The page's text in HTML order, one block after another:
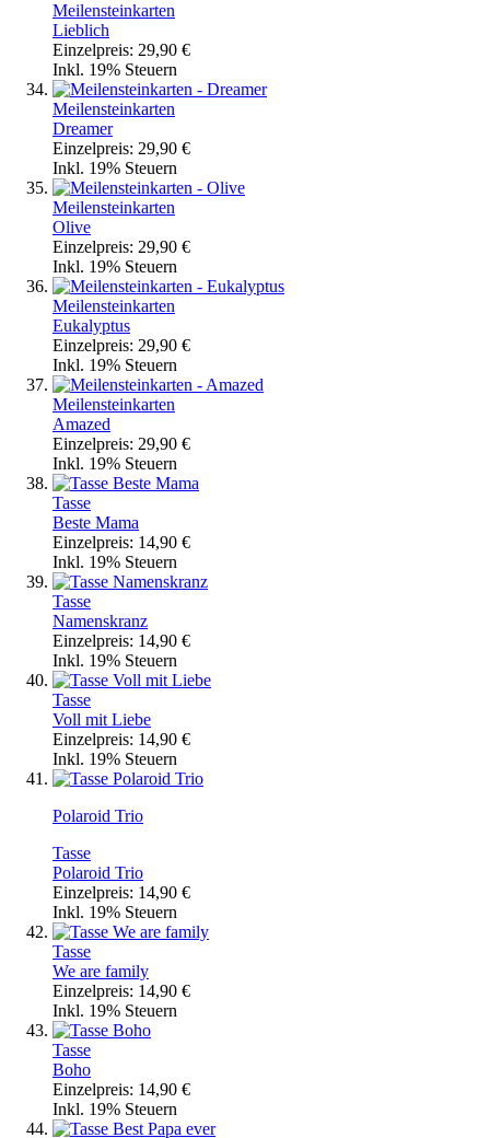
Meilensteinkarten
Lieblich
Einzelpreis: 29,90 €
Inkl. 19% Steuern
Meilensteinkarten
Dreamer
Einzelpreis: 29,90 €
Inkl. 19% Steuern
Meilensteinkarten
Olive
Einzelpreis: 29,90 €
Inkl. 19% Steuern
Meilensteinkarten
Eukalyptus
Einzelpreis: 29,90 €
Inkl. 19% Steuern
Meilensteinkarten
Amazed
Einzelpreis: 29,90 €
Inkl. 19% Steuern
Tasse
Beste Mama
Einzelpreis: 14,90 €
Inkl. 19% Steuern
Tasse
Namenskranz
Einzelpreis: 14,90 €
Inkl. 19% Steuern
Tasse
Voll mit Liebe
Einzelpreis: 14,90 €
Inkl. 19% Steuern
Polaroid Trio
Tasse
Polaroid Trio
Einzelpreis: 14,90 €
Inkl. 19% Steuern
Tasse
We are family
Einzelpreis: 14,90 €
Inkl. 19% Steuern
Tasse
Boho
Einzelpreis: 14,90 €
Inkl. 19% Steuern